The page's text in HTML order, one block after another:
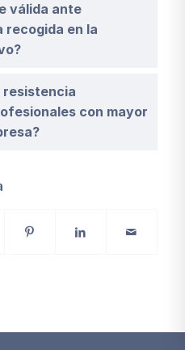
válida ante
recogida en la
resistencia
con mayor